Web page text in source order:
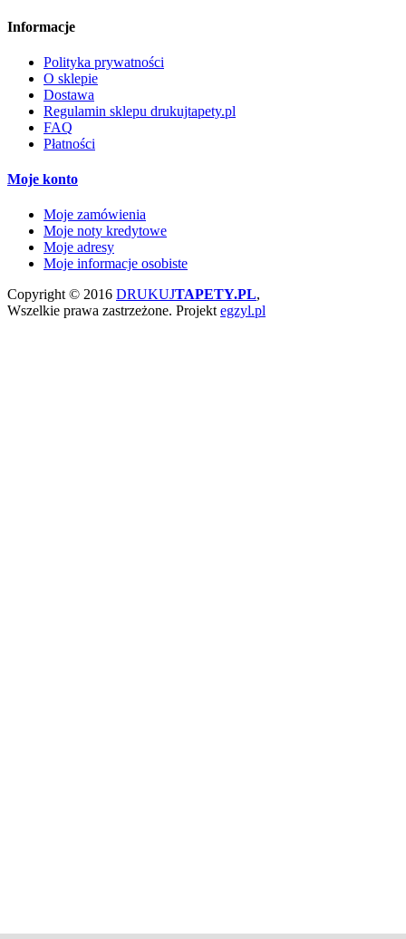
Informacje
Polityka prywatności
O sklepie
Dostawa
Regulamin sklepu drukujtapety.pl
FAQ
Płatności
Moje konto
Moje zamówienia
Moje noty kredytowe
Moje adresy
Moje informacje osobiste
Copyright © 2016 DRUKUJTAPETY.PL,
Wszelkie prawa zastrzeżone. Projekt egzyl.pl